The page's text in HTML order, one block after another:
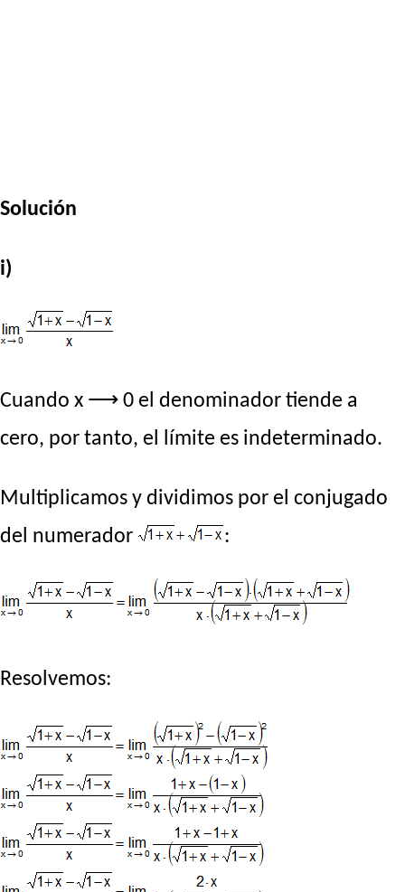
Solución
i)
Cuando x ⟶ 0 el denominador tiende a
cero, por tanto, el límite es indeterminado.
Multiplicamos y dividimos por el conjugado
del numerador
:
Resolvemos: